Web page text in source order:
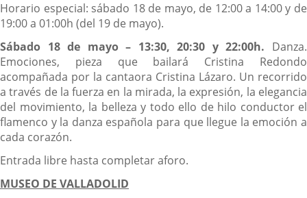
Horario especial: sábado 18 de mayo, de 12:00 a 14:00 y de
19:00 a 01:00h (del 19 de mayo).
Sábado 18 de mayo – 13:30, 20:30 y 22:00h. Danza.
Emociones, pieza que bailará Cristina Redondo
acompañada por la cantaora Cristina Lázaro. Un recorrido
a través de la fuerza en la mirada, la expresión, la elegancia
del movimiento, la belleza y todo ello de hilo conductor el
flamenco y la danza española para que llegue la emoción a
cada corazón.
Entrada libre hasta completar aforo.
MUSEO DE VALLADOLID